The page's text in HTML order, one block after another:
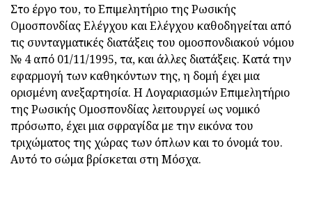
Στο έργο του, το Επιμελητήριο της Ρωσικής
Ομοσπονδίας Ελέγχου και Ελέγχου καθοδηγείται από
τις συνταγματικές διατάξεις του ομοσπονδιακού νόμου
№ 4 από 01/11/1995, τα, και άλλες διατάξεις. Κατά την
εφαρμογή των καθηκόντων της, η δομή έχει μια
ορισμένη ανεξαρτησία. Η Λογαριασμών Επιμελητήριο
της Ρωσικής Ομοσπονδίας λειτουργεί ως νομικό
πρόσωπο, έχει μια σφραγίδα με την εικόνα του
τριχώματος της χώρας των όπλων και το όνομά του.
Αυτό το σώμα βρίσκεται στη Μόσχα.